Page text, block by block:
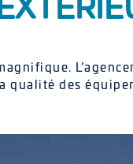
qualité des